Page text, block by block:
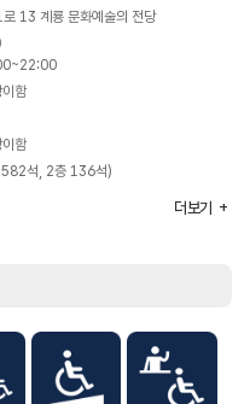
13 계룡 문화예술의 전당
함
함
석, 2층 136석)
더보기